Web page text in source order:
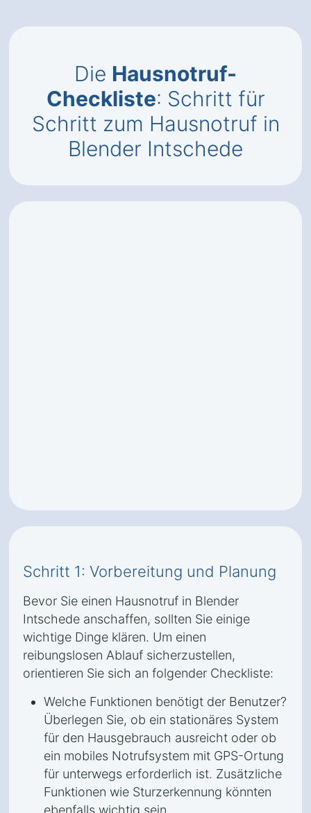
Die Hausnotruf-
Checkliste: Schritt für
Schritt zum Hausnotruf in
Blender Intschede
Schritt 1: Vorbereitung und Planung
Bevor Sie einen Hausnotruf in Blender
Intschede anschaffen, sollten Sie einige
wichtige Dinge klären. Um einen
reibungslosen Ablauf sicherzustellen,
orientieren Sie sich an folgender Checkliste:
Welche Funktionen benötigt der Benutzer?
Überlegen Sie, ob ein stationäres System
für den Hausgebrauch ausreicht oder ob
ein mobiles Notrufsystem mit GPS-Ortung
für unterwegs erforderlich ist. Zusätzliche
Funktionen wie Sturzerkennung könnten
ebenfalls wichtig sein.